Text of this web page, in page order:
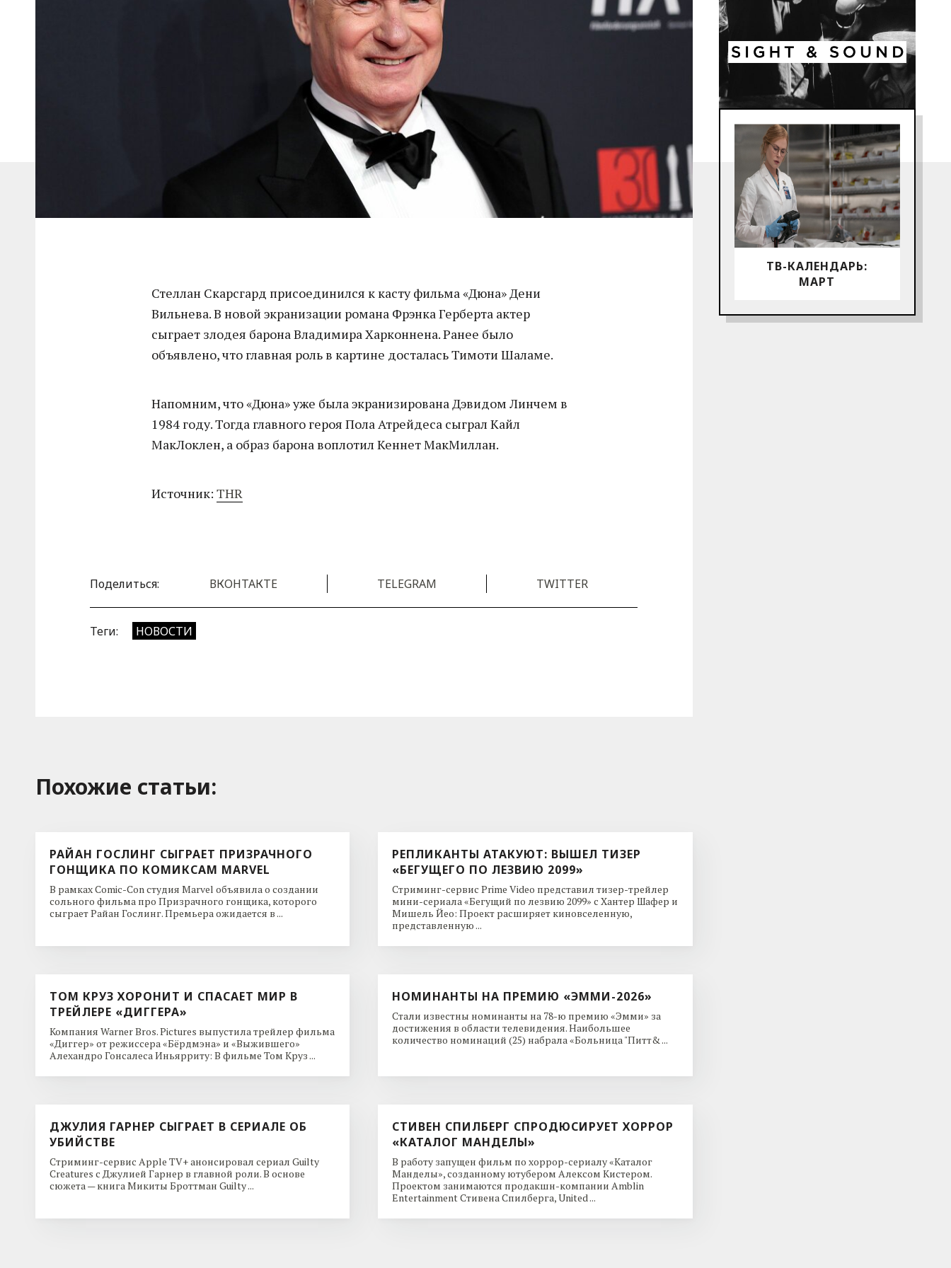
ТВ-КАЛЕНДАРЬ:
МАРТ
Стеллан Скарсгард присоединился к касту фильма «Дюна» Дени
Вильнева. В новой экранизации романа Фрэнка Герберта актер
сыграет злодея барона Владимира Харконнена. Ранее было
объявлено, что главная роль в картине досталась Тимоти Шаламе.
Напомним, что «Дюна» уже была экранизирована Дэвидом Линчем в
1984 году. Тогда главного героя Пола Атрейдеса сыграл Кайл
МакЛоклен, а образ барона воплотил Кеннет МакМиллан.
Источник:THR
Поделиться: ВКОНТАКТЕ TELEGRAM TWITTER
Теги: НОВОСТИ
Похожие cтатьи:
РАЙАН ГОСЛИНГ СЫГРАЕТ ПРИЗРАЧНОГО
ГОНЩИКА ПО КОМИКСАМ MARVEL
В рамках Comic-Con студия Marvel объявила о создании
сольного фильма про Призрачного гонщика, которого
сыграет Райан Гослинг. Премьера ожидается в ...
РЕПЛИКАНТЫ АТАКУЮТ: ВЫШЕЛ ТИЗЕР
«БЕГУЩЕГО ПО ЛЕЗВИЮ 2099»
Стриминг-сервис Prime Video представил тизер-трейлер
мини-сериала «Бегущий по лезвию 2099» с Хантер Шафер и
Мишель Йео: Проект расширяет киновселенную,
представленную ...
ТОМ КРУЗ ХОРОНИТ И СПАСАЕТ МИР В
ТРЕЙЛЕРЕ «ДИГГЕРА»
Компания Warner Bros. Pictures выпустила трейлер фильма
«Диггер» от режиссера «Бёрдмэна» и «Выжившего»
Алехандро Гонсалеса Иньярриту: В фильме Том Круз ...
НОМИНАНТЫ НА ПРЕМИЮ «ЭММИ-2026»
Стали известны номинанты на 78-ю премию «Эмми» за
достижения в области телевидения. Наибольшее
количество номинаций (25) набрала «Больница "Питт& ...
ДЖУЛИЯ ГАРНЕР СЫГРАЕТ В СЕРИАЛЕ ОБ
УБИЙСТВЕ
Стриминг-сервис Apple TV+ анонсировал сериал Guilty
Creatures с Джулией Гарнер в главной роли. В основе
сюжета — книга Микиты Броттман Guilty ...
СТИВЕН СПИЛБЕРГ СПРОДЮСИРУЕТ ХОРРОР
«КАТАЛОГ МАНДЕЛЫ»
В работу запущен фильм по хоррор-сериалу «Каталог
Манделы», созданному ютубером Алексом Кистером.
Проектом занимаются продакшн-компании Amblin
Entertainment Стивена Спилберга, United ...